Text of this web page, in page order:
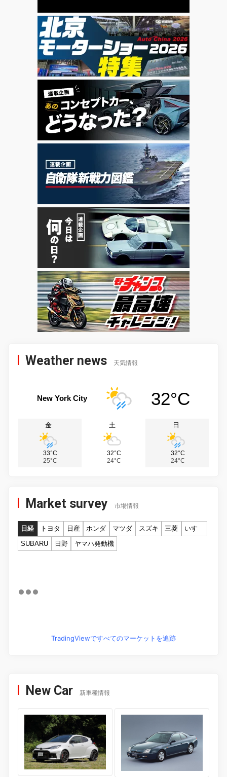
Weather news 天気情報
New York City 32°C
金
33°C
25°C
土
32°C
24°C
日
32°C
24°C
Market survey 市場情報
日経 トヨタ 日産 ホンダ マツダ スズキ 三菱
いすゞ
SUBARU
日野 ヤマハ発動機
TradingViewですべてのマーケットを追跡
New Car 新車種情報